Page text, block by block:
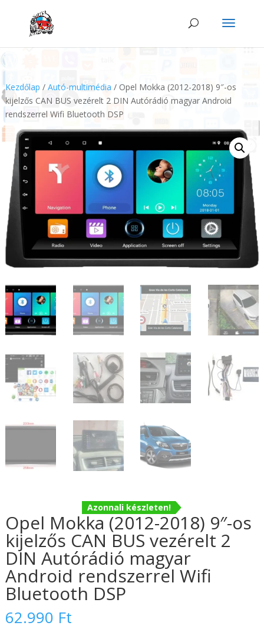
Kezdőlap / Autó-multimédia / Opel Mokka (2012-2018) 9″-os
kijelzős CAN BUS vezérelt 2 DIN Autórádió magyar Android
rendszerrel Wifi Bluetooth DSP
Azonnali készleten!
Opel Mokka (2012-2018) 9″-os
kijelzős CAN BUS vezérelt 2
DIN Autórádió magyar
Android rendszerrel Wifi
Bluetooth DSP
62.990 Ft